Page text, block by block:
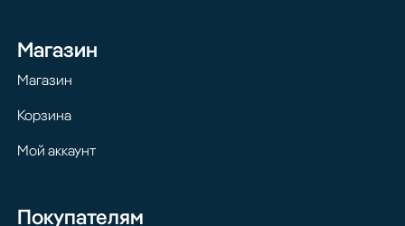
Магазин
Магазин
Корзина
Мой аккаунт
Покупателям